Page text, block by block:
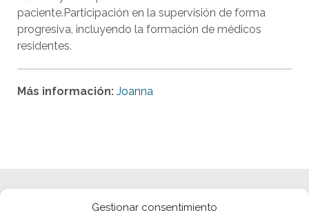
Gestionar consentimiento
paciente.Participación en la supervisión de forma
progresiva, incluyendo la formación de médicos
residentes.
Más información: Joanna